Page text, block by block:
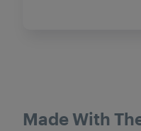
Made With